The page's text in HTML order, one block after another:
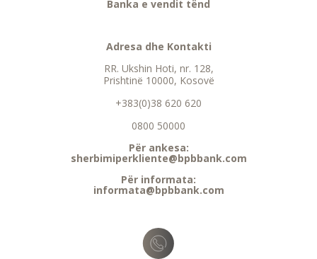
Banka e vendit tënd
Adresa dhe Kontakti
RR. Ukshin Hoti, nr. 128,
Prishtinë 10000, Kosovë
+383(0)38 620 620
0800 50000
Për ankesa:
sherbimiperkliente@bpbbank.com
Për informata:
informata@bpbbank.com